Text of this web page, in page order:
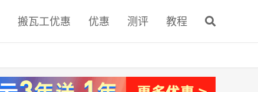
搬瓦工优惠 优惠 测评 教程